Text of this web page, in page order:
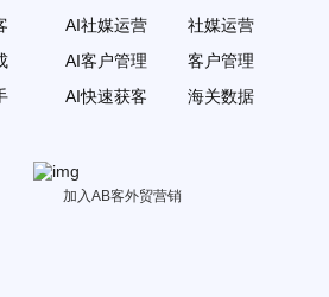
AI社媒运营
AI客户管理
AI快速获客
社媒运营
客户管理
海关数据
加入AB客外贸营销